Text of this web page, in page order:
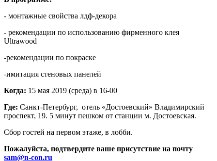
- монтажные свойства лдф-декора
- рекомендации по использованию фирменного клея
Ultrawood
-рекомендации по покраске
-имитация стеновых панелей
Когда: 15 мая 2019 (среда) в 16-00
Где: Санкт-Петербург, отель «Достоевский» Владимирский
проспект, 19. 5 минут пешком от станции м. Достоевская.
Сбор гостей на первом этаже, в лобби.
Пожалуйста, подтвердите ваше присутствие на почту
sam@n-con.ru